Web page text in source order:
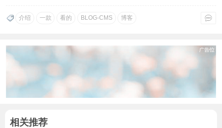
介绍 一款 看的 BLOG-CMS 博客
相关推荐